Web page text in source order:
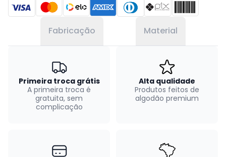
Fabricação Material
Primeira troca grátis
A primeira troca é
gratuita, sem
complicação
Alta qualidade
Produtos feitos de
algodão premium